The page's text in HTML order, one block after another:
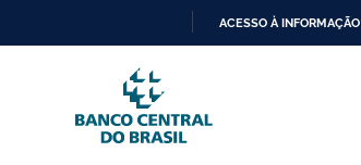
PARA
O
CONTEÚDO
ACESSO À INFORMAÇÃO